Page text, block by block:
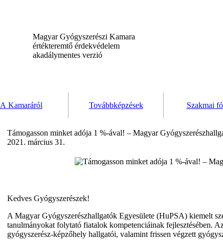
Magyar Gyógyszerészi Kamara
értékteremtő érdekvédelem
akadálymentes verzió
A Kamaráról Továbbképzések Szakmai
Támogasson minket adója 1 %-ával! – Magyar
2021. március 31.
Kedves Gyógyszerészek!
A Magyar Gyógyszerészhallgatók Egyesülete (HuPSA) kiemelt
tanulmányokat folytató fiatalok kompetenciáinak fejlesztésében.
gyógyszerész-képzőhely hallgatói, valamint frissen végzett